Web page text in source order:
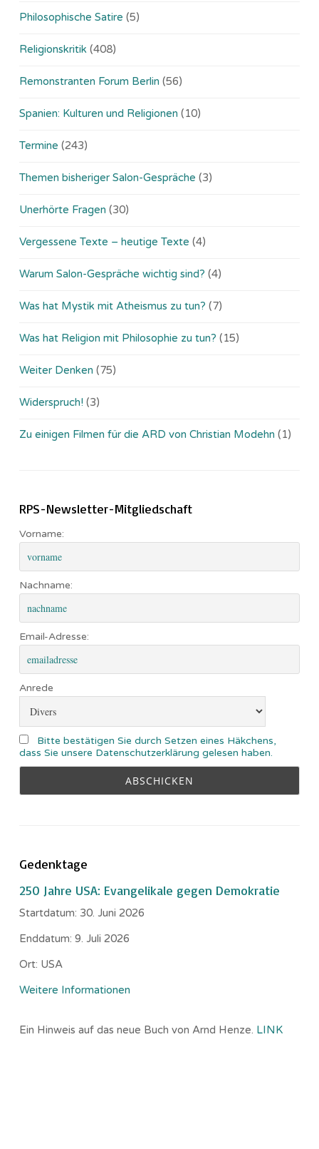
Philosophische Satire (5)
Religionskritik (408)
Remonstranten Forum Berlin (56)
Spanien: Kulturen und Religionen (10)
Termine (243)
Themen bisheriger Salon-Gespräche (3)
Unerhörte Fragen (30)
Vergessene Texte – heutige Texte (4)
Warum Salon-Gespräche wichtig sind? (4)
Was hat Mystik mit Atheismus zu tun? (7)
Was hat Religion mit Philosophie zu tun? (15)
Weiter Denken (75)
Widerspruch! (3)
Zu einigen Filmen für die ARD von Christian Modehn (1)
RPS-Newsletter-Mitgliedschaft
Vorname:
Nachname:
Email-Adresse:
Anrede
Bitte bestätigen Sie durch Setzen eines Häkchens,
dass Sie unsere Datenschutzerklärung gelesen haben.
Gedenktage
250 Jahre USA: Evangelikale gegen Demokratie
Startdatum: 30. Juni 2026
Enddatum: 9. Juli 2026
Ort: USA
Weitere Informationen
Ein Hinweis auf das neue Buch von Arnd Henze. LINK